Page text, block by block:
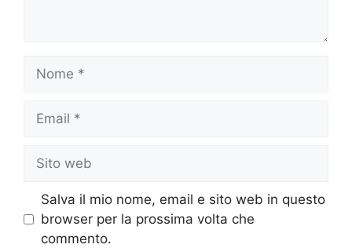
web
Salva il mio nome, email e sito web in questo
browser per la prossima volta che
commento.